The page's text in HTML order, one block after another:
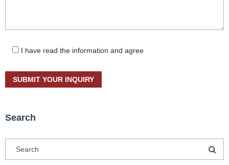
I have read the information and agree
Search